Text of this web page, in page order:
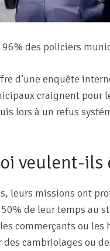
des policiers
d’une enquête
craignent pour
lors à un refus
veulent-ils
leurs missions ont
de leur temps au
commerçants ou
cambriolages ou